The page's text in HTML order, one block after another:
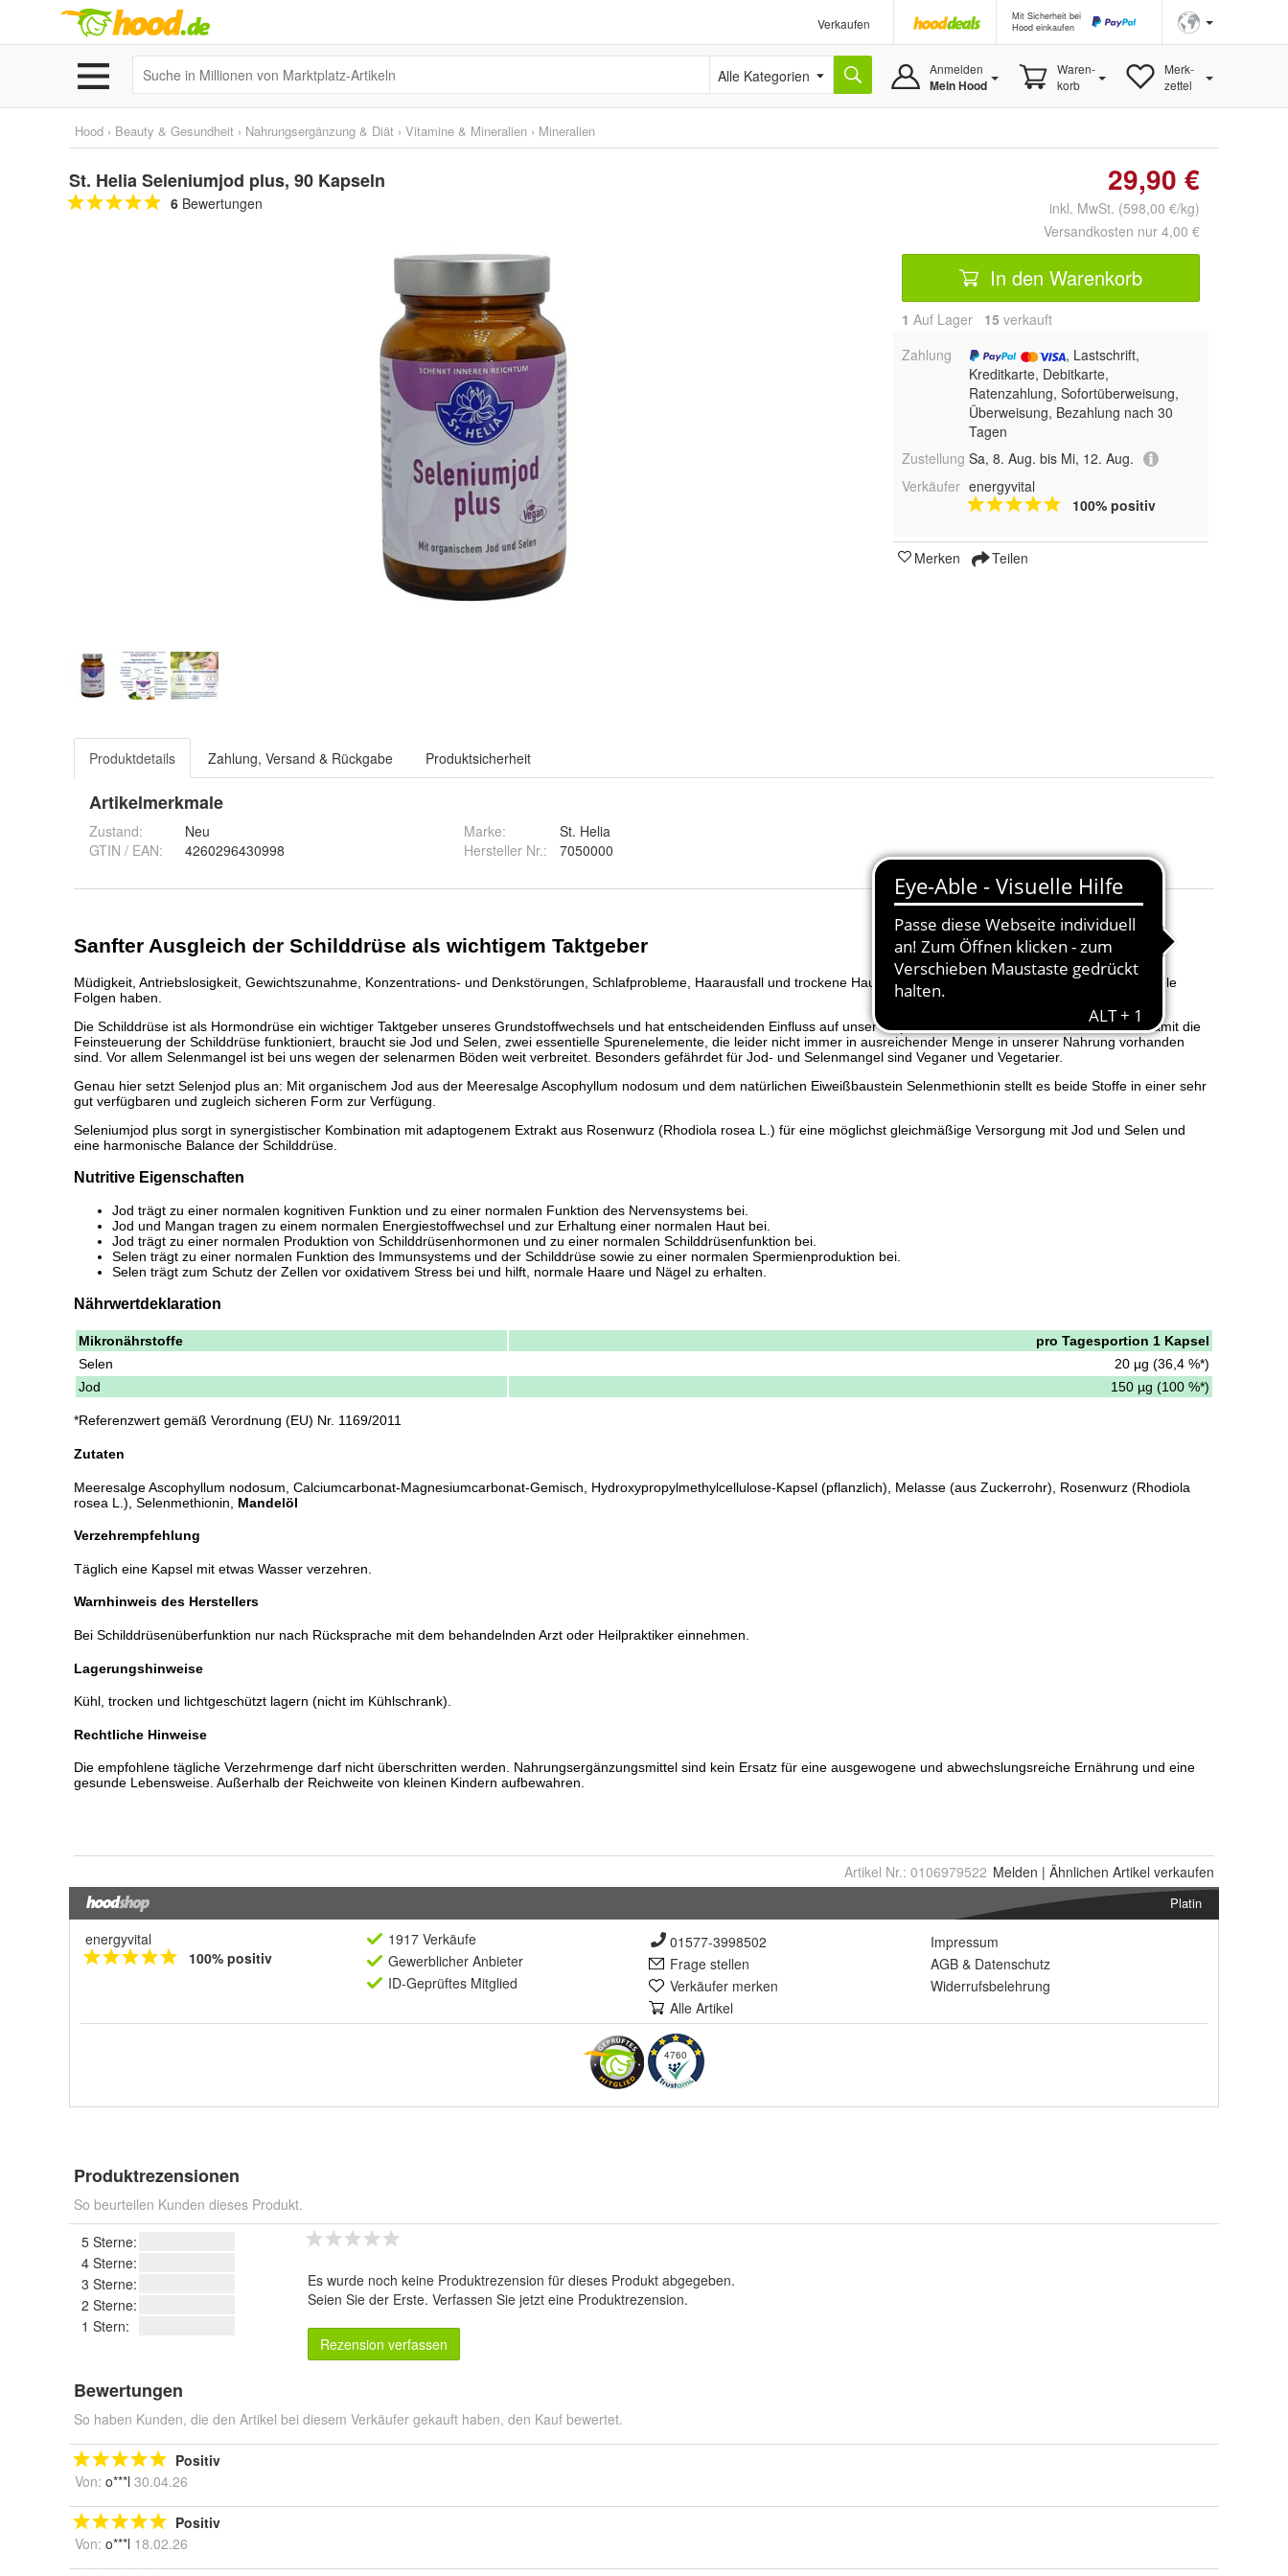
Verkaufen
Mit Sicherheit bei
Hood einkaufen
Alle Kategorien Anmelden
Mein Hood
Waren-
korb
Merk-
zettel
Hood › Beauty & Gesundheit › Nahrungsergänzung & Diät › Vitamine & Mineralien › Mineralien
St. Helia Seleniumjod plus, 90 Kapseln
6 Bewertungen
29,90 €
inkl. MwSt. (598,00 €/kg)
Versandkosten nur 4,00 €
In den Warenkorb
1 Auf Lager 15 verkauft
Zahlung
, Lastschrift,
Kreditkarte, Debitkarte,
Ratenzahlung, Sofortüberweisung,
Überweisung, Bezahlung nach 30
Tagen
Zustellung Sa, 8. Aug. bis Mi, 12. Aug.
Verkäufer energyvital
100% positiv
Merken Teilen
Produktdetails Zahlung, Versand & Rückgabe Produktsicherheit
Artikelmerkmale
Zustand:
Neu
GTIN / EAN:
4260296430998
Marke:
St. Helia
Hersteller Nr.:
7050000
Artikel Nr.: 0106979522 Melden | Ähnlichen Artikel verkaufen
Platin
energyvital
100% positiv
1917 Verkäufe
Gewerblicher Anbieter
ID-Geprüftes Mitglied
01577-3998502
Frage stellen
Verkäufer merken
Alle Artikel
Impressum
AGB & Datenschutz
Widerrufsbelehrung
4760
Produktrezensionen
So beurteilen Kunden dieses Produkt.
5 Sterne:
4 Sterne:
3 Sterne:
2 Sterne:
1 Stern:
Es wurde noch keine Produktrezension für dieses Produkt abgegeben.
Seien Sie der Erste. Verfassen Sie jetzt eine Produktrezension.
Rezension verfassen
Bewertungen
So haben Kunden, die den Artikel bei diesem Verkäufer gekauft haben, den Kauf bewertet.
Positiv
Von: o***l 30.04.26
Positiv
Von: o***l 18.02.26